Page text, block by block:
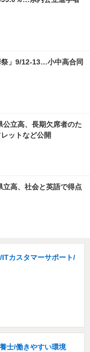
」9/12-13…小中高合同
公立高、長期欠席者のた
ットなど公開
立高、社会と英語で得点
ITカスタマーサポート/
士/働きやすい環境